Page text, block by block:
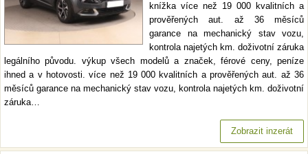
knížka více než 19 000 kvalitních a
prověřených aut. až 36 měsíců
garance na mechanický stav vozu,
kontrola najetých km. doživotní záruka
legálního původu. výkup všech modelů a značek, férové ceny, peníze
ihned a v hotovosti. více než 19 000 kvalitních a prověřených aut. až 36
měsíců garance na mechanický stav vozu, kontrola najetých km. doživotní
záruka…
Zobrazit inzerát